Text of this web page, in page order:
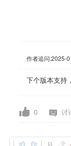
作者追问:2025-
下个版本支持
0 讨